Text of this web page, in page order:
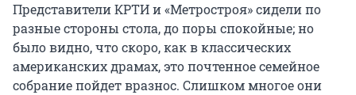
Представители КРТИ и «Метростроя» сидели по
разные стороны стола, до поры спокойные; но
было видно, что скоро, как в классических
американских драмах, это почтенное семейное
собрание пойдет вразнос. Слишком многое они